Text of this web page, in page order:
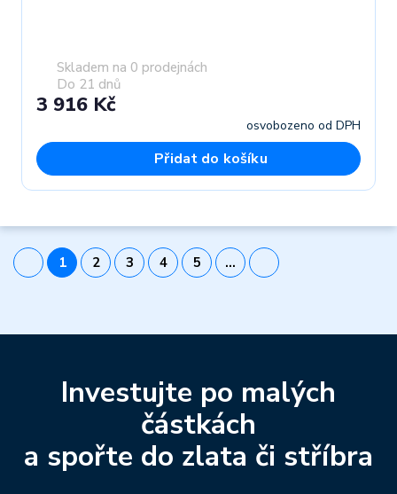
Skladem na 0 prodejnách
Do 21 dnů
3 916 Kč
osvobozeno od DPH
Přidat do košíku
1 2 3 4 5 …
Investujte po malých
částkách
a spořte do zlata či stříbra